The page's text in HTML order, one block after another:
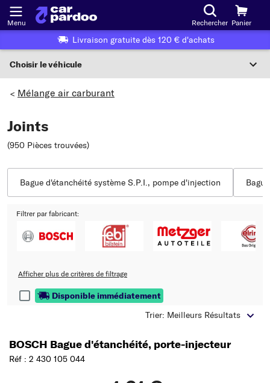
Menu Rechercher Panier
Livraison gratuite dès 120 € d'achats
Choisir le véhicule
Ou choix du véhicule selon les critères suivants :
Choix du modèle
> Mélange air carburant
Joints
(950 Pièces trouvées)
Bague d'étanchéité système S.P.I., pompe d'injection
Filtrer par fabricant:
Afficher plus de critères de filtrage
Disponible immédiatement
Trier: Meilleurs Résultats
BOSCH Bague d'étanchéité, porte-injecteur
Réf : 2 430 105 044